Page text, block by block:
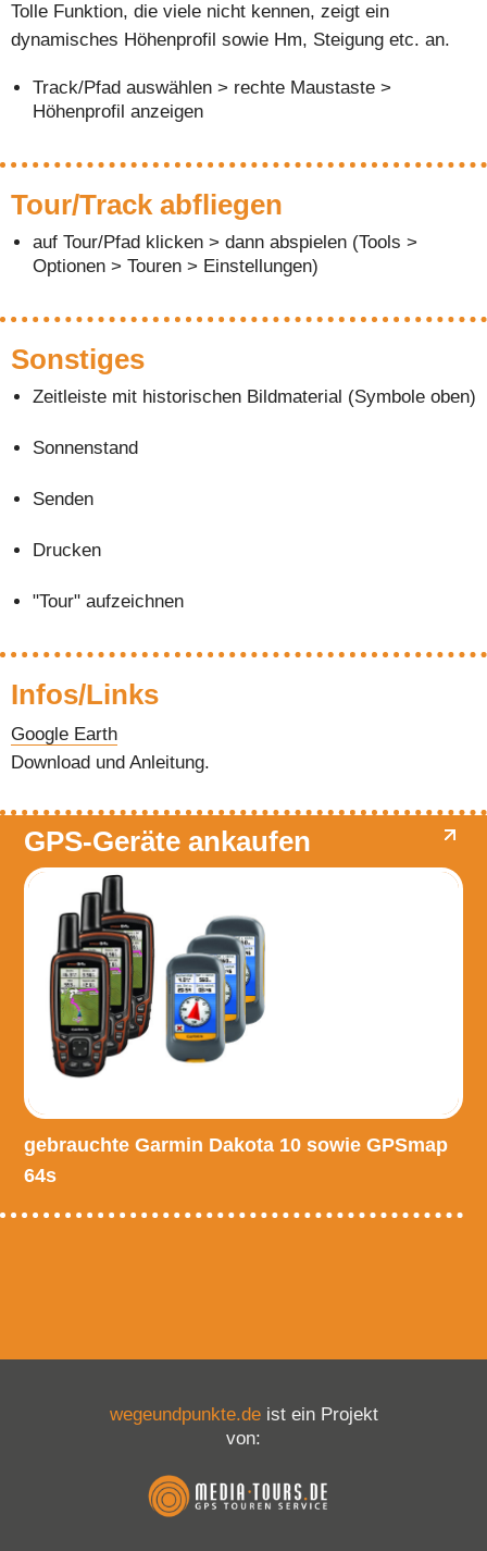
Tolle Funktion, die viele nicht kennen, zeigt ein
dynamisches Höhenprofil sowie Hm, Steigung etc. an.
Track/Pfad auswählen > rechte Maustaste >
Höhenprofil anzeigen
Tour/Track abfliegen
auf Tour/Pfad klicken > dann abspielen (Tools >
Optionen > Touren > Einstellungen)
Sonstiges
Zeitleiste mit historischen Bildmaterial (Symbole oben)
Sonnenstand
Senden
Drucken
"Tour" aufzeichnen
Infos/Links
Google Earth
Download und Anleitung.
GPS-Geräte ankaufen
gebrauchte Garmin Dakota 10 sowie GPSmap
64s
wegeundpunkte.deist ein Projekt
von: